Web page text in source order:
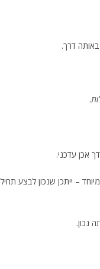
דרך.
.
אכן עדכני.
– ייתכן שנכון לבצע
נכון.